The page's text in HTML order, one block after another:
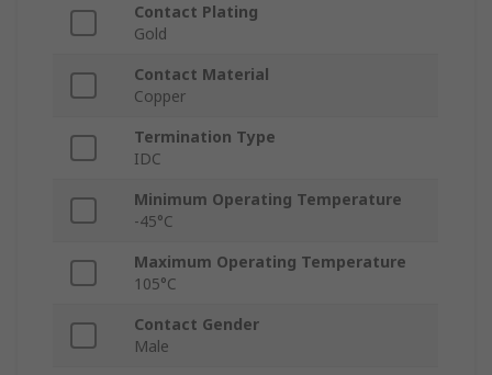
Contact Plating
Gold
Contact Material
Copper
Termination Type
IDC
Minimum Operating Temperature
-45°C
Maximum Operating Temperature
105°C
Contact Gender
Male